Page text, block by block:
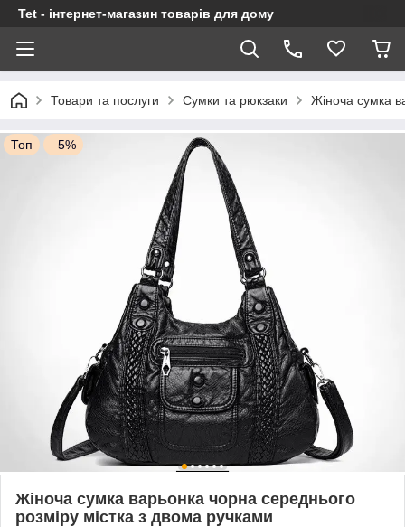
Tet - інтернет-магазин товарів для дому
Товари та послуги Сумки та рюкзаки Жіноча сумка
Топ –5%
Жіноча сумка варьонка чорна середнього
розміру містка з двома ручками